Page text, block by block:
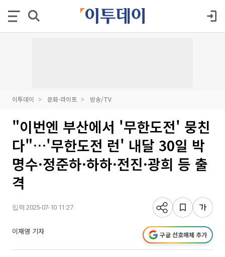
이투데이 문화·라이프 방송/TV
"이번엔 부산에서 '무한도전' 뭉친
다"…'무한도전 런' 내달 30일 박
명수·정준하·하하·전진·광희 등 출
격
입력 2025-07-10 11:27
이재영 기자 구글 선호매체 추가